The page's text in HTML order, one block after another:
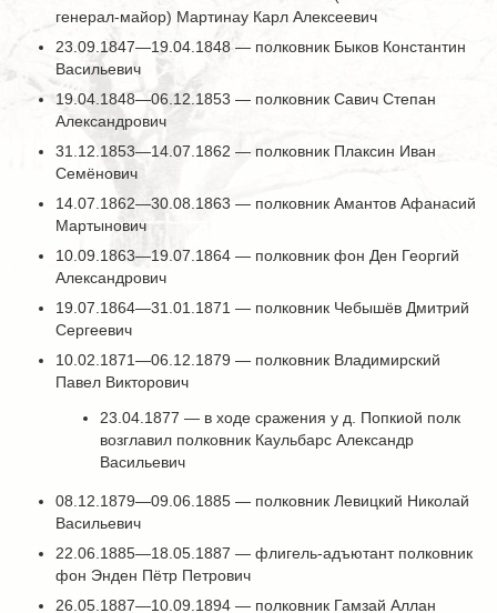
генерал-майор) Мартинау Карл Алексеевич
23.09.1847—19.04.1848 — полковник Быков Константин
Васильевич
19.04.1848—06.12.1853 — полковник Савич Степан
Александрович
31.12.1853—14.07.1862 — полковник Плаксин Иван
Семёнович
14.07.1862—30.08.1863 — полковник Амантов Афанасий
Мартынович
10.09.1863—19.07.1864 — полковник фон Ден Георгий
Александрович
19.07.1864—31.01.1871 — полковник Чебышёв Дмитрий
Сергеевич
10.02.1871—06.12.1879 — полковник Владимирский
Павел Викторович
23.04.1877 ― в ходе сражения у д. Попкиой полк
возглавил полковник Каульбарс Александр
Васильевич
08.12.1879—09.06.1885 — полковник Левицкий Николай
Васильевич
22.06.1885—18.05.1887 — флигель-адъютант полковник
фон Энден Пётр Петрович
26.05.1887—10.09.1894 — полковник Гамзай Аллан